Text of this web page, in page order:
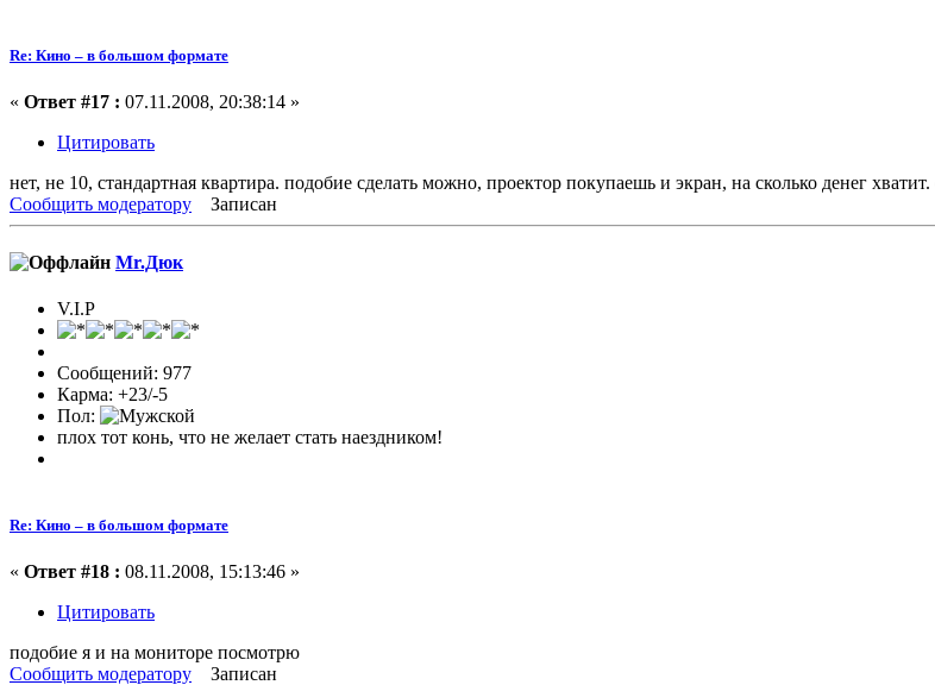
Re: Кино – в большом формате
« Ответ #17 : 07.11.2008, 20:38:14 »
Цитировать
нет, не 10, стандартная квартира. подобие сделать можно, проектор покупаешь и экран, на сколько денег
Сообщить модератору
Записан
Mr.Дюк
V.I.P
Сообщений: 977
Карма: +23/-5
Пол:
плох тот конь, что не желает стать наездником!
Re: Кино – в большом формате
« Ответ #18 : 08.11.2008, 15:13:46 »
Цитировать
подобие я и на мониторе посмотрю
Сообщить модератору
Записан